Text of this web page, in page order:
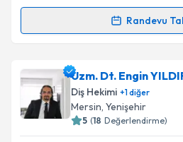
kapsamda işlenmesini
Randevu
Randevu Takvimi Talebi
Uzm. Dr. Dt. Fatih Cengiz
oluşturun. Size bu uzmandan
takvim hazırlandığında e-
Uzm. Dt. Engin
Diş Hekimi +1diğer
Mersin, Yenişehir
5 (18 Değerlendirme)